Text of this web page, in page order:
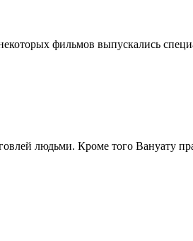
фильмов выпускались
людьми. Кроме того Вануату